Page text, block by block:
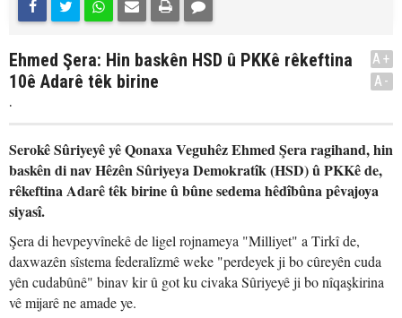
Ehmed Şera: Hin baskên HSD û PKKê rêkeftina
10ê Adarê têk birine
.
A+
A-
Serokê Sûriyeyê yê Qonaxa Veguhêz Ehmed Şera ragihand, hin
baskên di nav Hêzên Sûriyeya Demokratîk (HSD) û PKKê de,
rêkeftina Adarê têk birine û bûne sedema hêdîbûna pêvajoya
siyasî.
Şera di hevpeyvînekê de ligel rojnameya "Milliyet" a Tirkî de,
daxwazên sîstema federalîzmê weke "perdeyek ji bo cûreyên cuda
yên cudabûnê" binav kir û got ku civaka Sûriyeyê ji bo nîqaşkirina
vê mijarê ne amade ye.